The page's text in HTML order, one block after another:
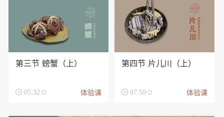
第三节 螃蟹（上）
 05:32 体验课
第四节 片儿川（上）
 07:59 体验课